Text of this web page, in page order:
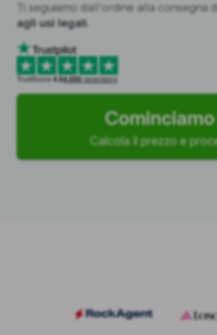
Ti seguiamo dall'ordine alla consegna
agli usi legali
TrustScore4.84.550recensioni
Cominciamo
Calcola il prezzo e